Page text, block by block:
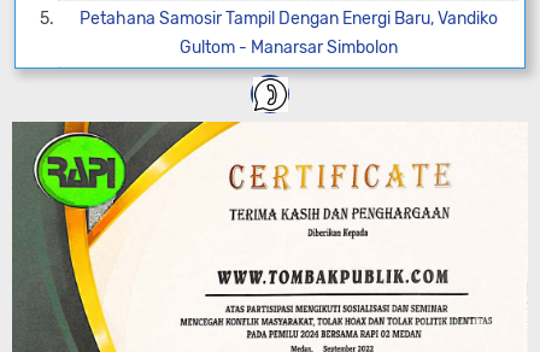
Petahana Samosir Tampil Dengan Energi Baru, Vandiko
Gultom - Manarsar Simbolon